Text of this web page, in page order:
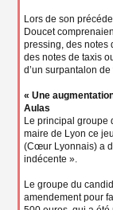
Lors de son
Doucet
pressing, des notes
des notes de taxis
d’un surpantalon
« Une
Aulas
Le principal groupe
maire de Lyon ce
(Cœur Lyonnais) a
indécente ».
Le groupe du
amendement pour